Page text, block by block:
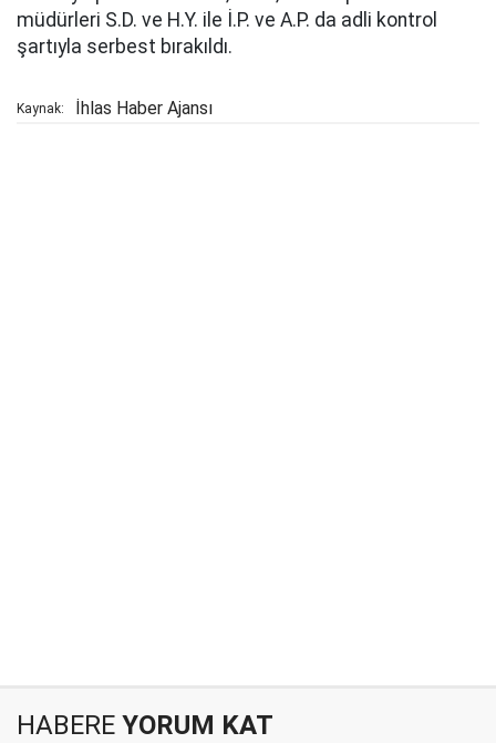
müdürleri S.D. ve H.Y. ile İ.P. ve A.P. da adli kontrol
şartıyla serbest bırakıldı.
Kaynak: İhlas Haber Ajansı
HABERE YORUM KAT